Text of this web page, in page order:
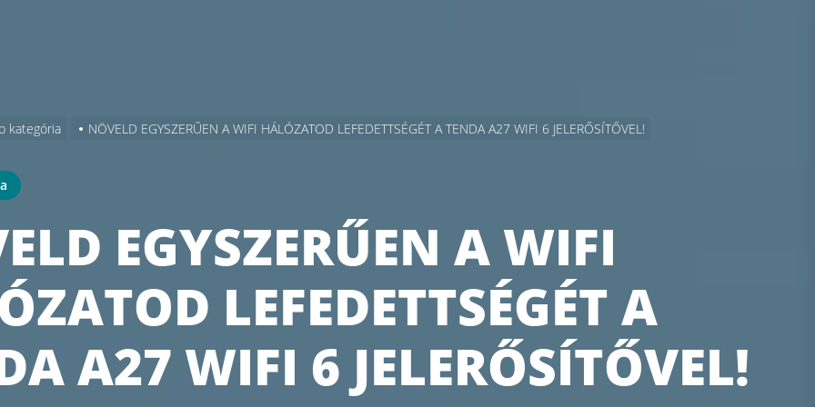
kategória NÖVELD EGYSZERŰEN A WIFI HÁLÓZATOD LEFEDETTSÉGÉT A TENDA A27 WIFI 6 JELERŐSÍTŐVEL!
EGYSZERŰEN A WIFI
LEFEDETTSÉGÉT A
A27 WIFI 6 JELERŐSÍTŐVEL!